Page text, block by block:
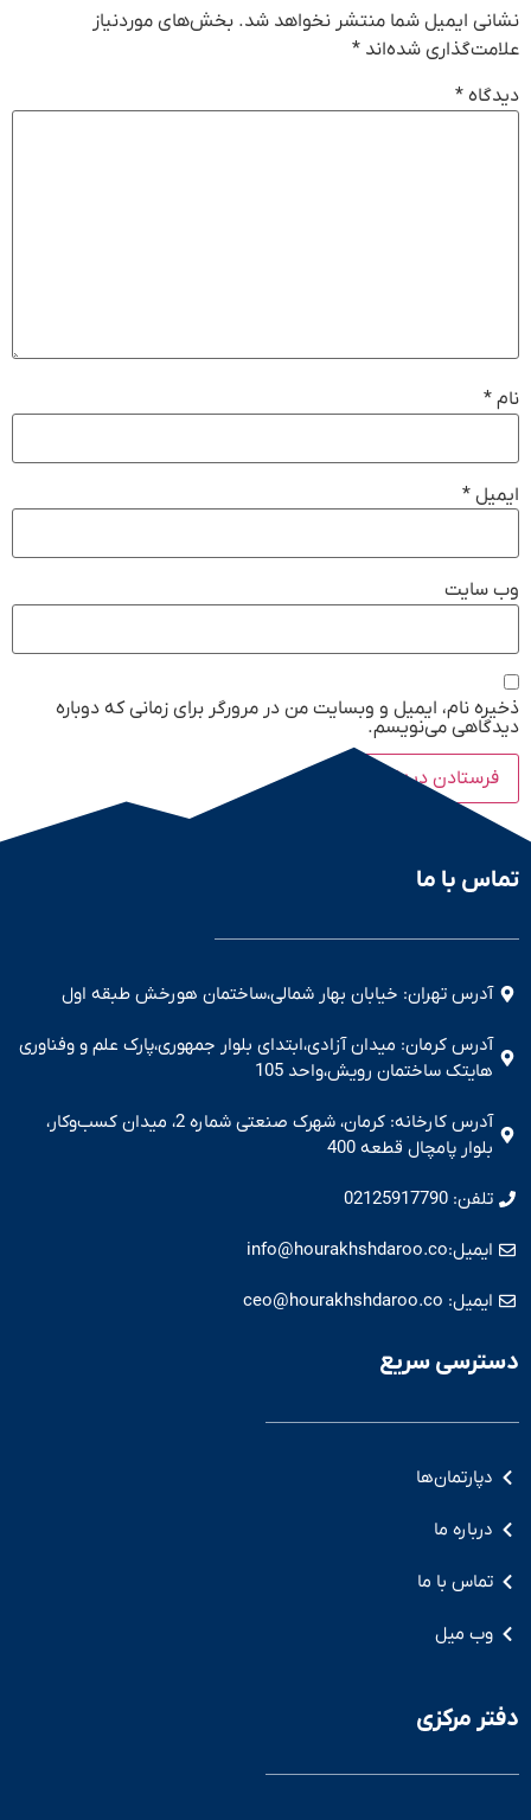
نشانی ایمیل شما منتشر نخواهد شد. بخش‌های موردنیاز
علامت‌گذاری شده‌اند *
دیدگاه *
نام *
ایمیل *
وب‌ سایت
ذخیره نام، ایمیل و وبسایت من در مرورگر برای زمانی که دوباره
دیدگاهی می‌نویسم.
تماس با ما
آدرس تهران: خیابان بهار شمالی،ساختمان هورخش طبقه اول
آدرس کرمان: میدان آزادی،ابتدای بلوار جمهوری،پارک علم و وفناوری
هایتک ساختمان رویش،واحد 105
آدرس کارخانه: کرمان، شهرک صنعتی شماره 2، میدان کسب‌و‌کار،
بلوار پامچال قطعه 400
تلفن: 02125917790
ایمیل:info@hourakhshdaroo.co
ایمیل: ceo@hourakhshdaroo.co
دسترسی سریع
دپارتمان‌ها
درباره ما
تماس با ما
وب میل
دفتر مرکزی